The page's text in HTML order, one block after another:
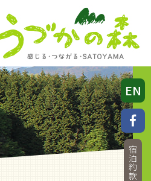
EN
宿泊約款